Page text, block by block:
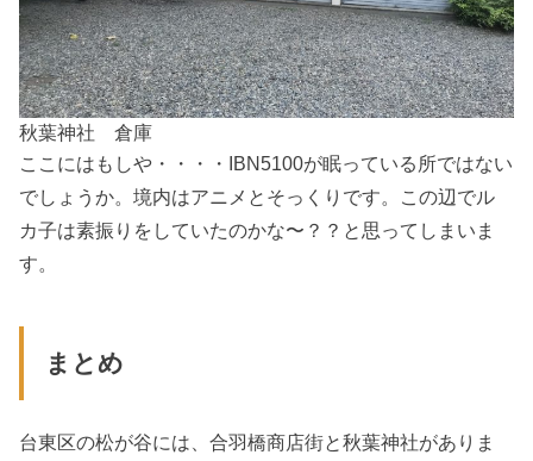
秋葉神社 倉庫
ここにはもしや・・・・IBN5100が眠っている所ではない
でしょうか。境内はアニメとそっくりです。この辺でル
カ子は素振りをしていたのかな〜？？と思ってしまいま
す。
まとめ
台東区の松が谷には、合羽橋商店街と秋葉神社がありま